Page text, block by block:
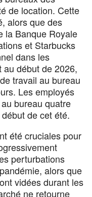
de location. Cette
alors que des
la Banque Royale
et Starbucks
dans les
au début de 2026,
travail au bureau
Les employés
bureau quatre
de cet été.
été cruciales pour
perturbations
alors que
vidées durant les
ne retourne